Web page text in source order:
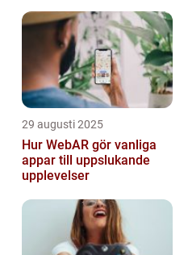
29 augusti 2025
Hur WebAR gör vanliga
appar till uppslukande
upplevelser